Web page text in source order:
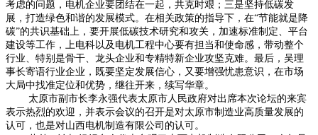
考虑的问题，电机企业要团结在一起，共克时艰；三是坚持低碳发
展，打造绿色和谐的发展模式。在相关政策的指导下，在“节能就是降
碳”的共识基础上，要开展低碳技术研究和攻关，加速标准制定、平台
建设等工作，上电科以及电机工程中心要有担当和使命感，带动整个
行业、特别是骨干、龙头企业和专精特新企业攻坚克难。最后，吴理
事长寄语行业企业，既要坚定发展信心，又要增强忧患意识，在市场
大局中找准定位和优势，继往开来，续写华章。
太原市副市长李永强代表太原市人民政府对出席本次论坛的来宾
表示热烈的欢迎，并表示会议的召开是对太原市制造业高质量发展的
认可，也是对山西电机制造有限公司的认可。